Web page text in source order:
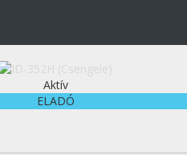
Aktív
ELADÓ